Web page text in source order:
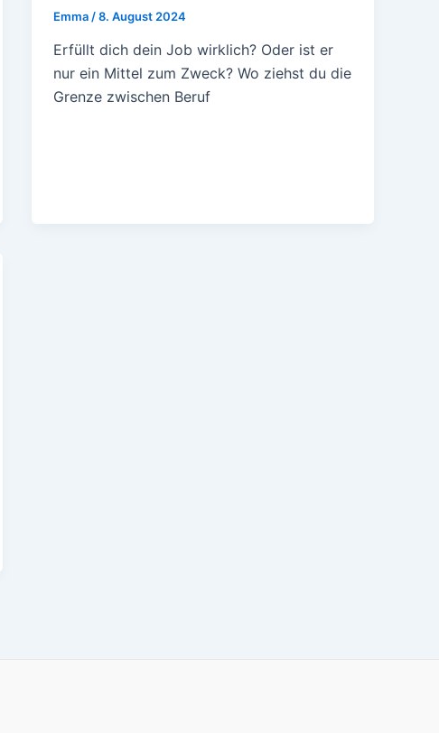
Emma /8. August 2024
Erfüllt dich dein Job wirklich? Oder ist er
nur ein Mittel zum Zweck? Wo ziehst du die
Grenze zwischen Beruf